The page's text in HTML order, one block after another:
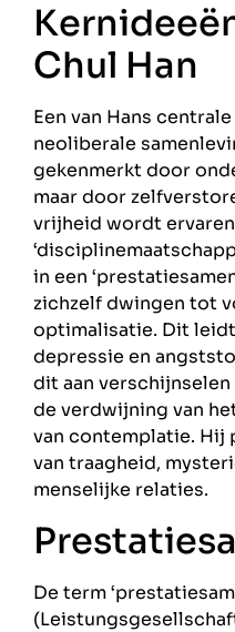
Chul Han
Een van Hans
neoliberale
gekenmerkt door
maar door
vrijheid wordt
in een
zichzelf dwingen tot
optimalisatie. Dit
depressie en
dit aan
de verdwijning van
van contemplatie. Hij
van traagheid,
menselijke relaties.
De term